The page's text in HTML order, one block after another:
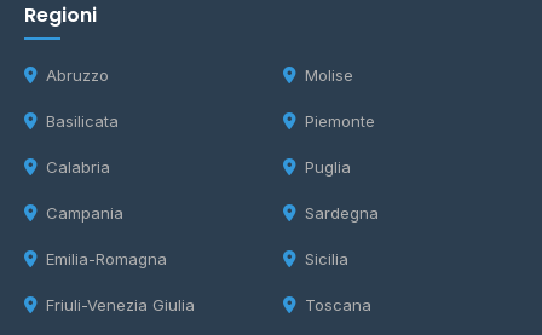
Regioni
Abruzzo
Basilicata
Calabria
Campania
Emilia-Romagna
Friuli-Venezia Giulia
Molise
Piemonte
Puglia
Sardegna
Sicilia
Toscana